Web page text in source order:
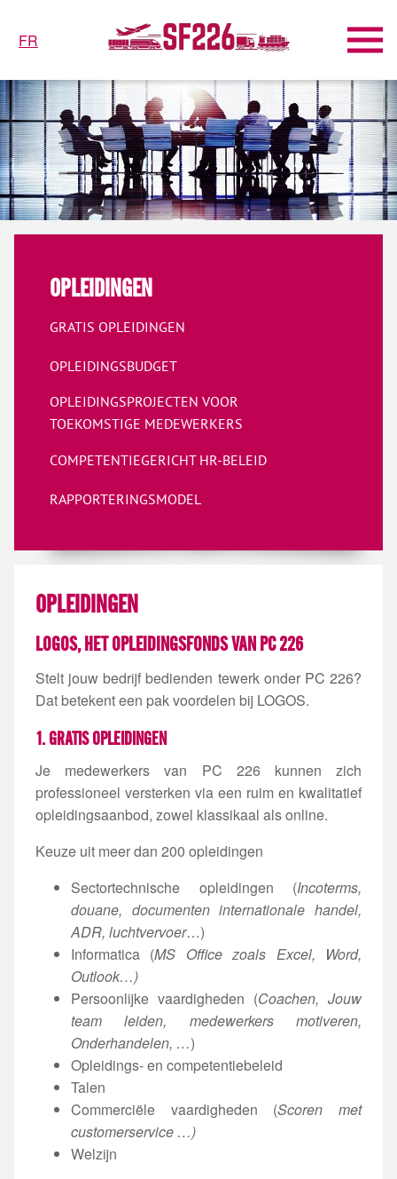
FR
OPLEIDINGEN
GRATIS OPLEIDINGEN
OPLEIDINGSBUDGET
OPLEIDINGSPROJECTEN VOOR
TOEKOMSTIGE MEDEWERKERS
COMPETENTIEGERICHT HR-BELEID
RAPPORTERINGSMODEL
OPLEIDINGEN
LOGOS, HET OPLEIDINGSFONDS VAN PC 226
Stelt jouw bedrijf bedienden tewerk onder PC 226?
Dat betekent een pak voordelen bij LOGOS.
1. GRATIS OPLEIDINGEN
Je medewerkers van PC 226 kunnen zich
professioneel versterken via een ruim en kwalitatief
opleidingsaanbod, zowel klassikaal als online.
Keuze uit meer dan 200 opleidingen
Sectortechnische opleidingen (Incoterms,
douane, documenten internationale handel,
ADR, luchtvervoer…)
Informatica (MS Office zoals Excel, Word,
Outlook…)
Persoonlijke vaardigheden (Coachen, Jouw
team leiden, medewerkers motiveren,
Onderhandelen, …)
Opleidings- en competentiebeleid
Talen
Commerciële vaardigheden (Scoren met
customerservice …)
Welzijn